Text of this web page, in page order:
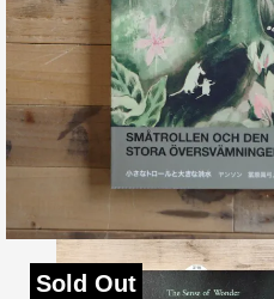
Sold Out